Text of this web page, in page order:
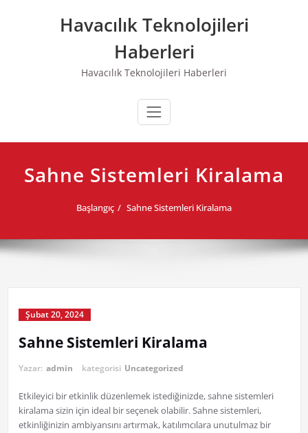
Havacılık Teknolojileri
Haberleri
Havacılık Teknolojileri Haberleri
Sahne Sistemleri Kiralama
Başlangıç Sahne Sistemleri Kiralama
Şubat 20, 2024
Sahne Sistemleri Kiralama
Yazar: admin kategorisi Uncategorized
Etkileyici bir etkinlik düzenlemek istediğinizde, sahne sistemleri
kiralama sizin için ideal bir seçenek olabilir. Sahne sistemleri,
etkinliğinizin ambiyansını artırmak, katılımcılara unutulmaz bir